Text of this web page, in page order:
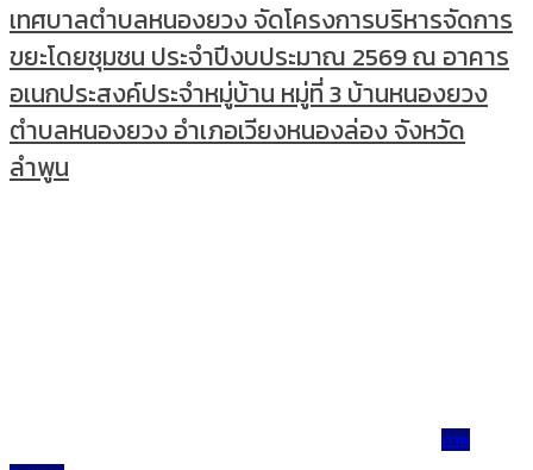
เทศบาลตำบลหนองยวง จัดโครงการบริหารจัดการ
ขยะโดยชุมชน ประจำปีงบประมาณ 2569 ณ อาคาร
อเนกประสงค์ประจำหมู่บ้าน หมู่ที่ 3 บ้านหนองยวง
ตำบลหนองยวง อำเภอเวียงหนองล่อง จังหวัด
ลำพูน
ภาพ